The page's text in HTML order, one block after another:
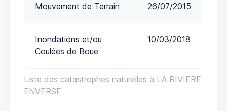
Liste des catastrophes naturelles à LA RIVIERE
ENVERSE
Mouvement de Terrain 26/07/2015
Inondations et/ou
Coulées de Boue
10/03/2018